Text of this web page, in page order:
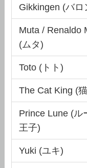
Gikkingen (バロ
Muta / Renaldo
(ムタ)
Toto (トト)
The Cat King (
Prince Lune (ル
王子)
Yuki (ユキ)